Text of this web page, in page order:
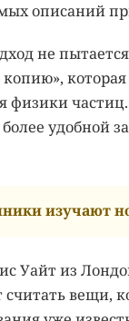
описаний
не
физики
удобной
изучают
Уайт из
считать вещи,